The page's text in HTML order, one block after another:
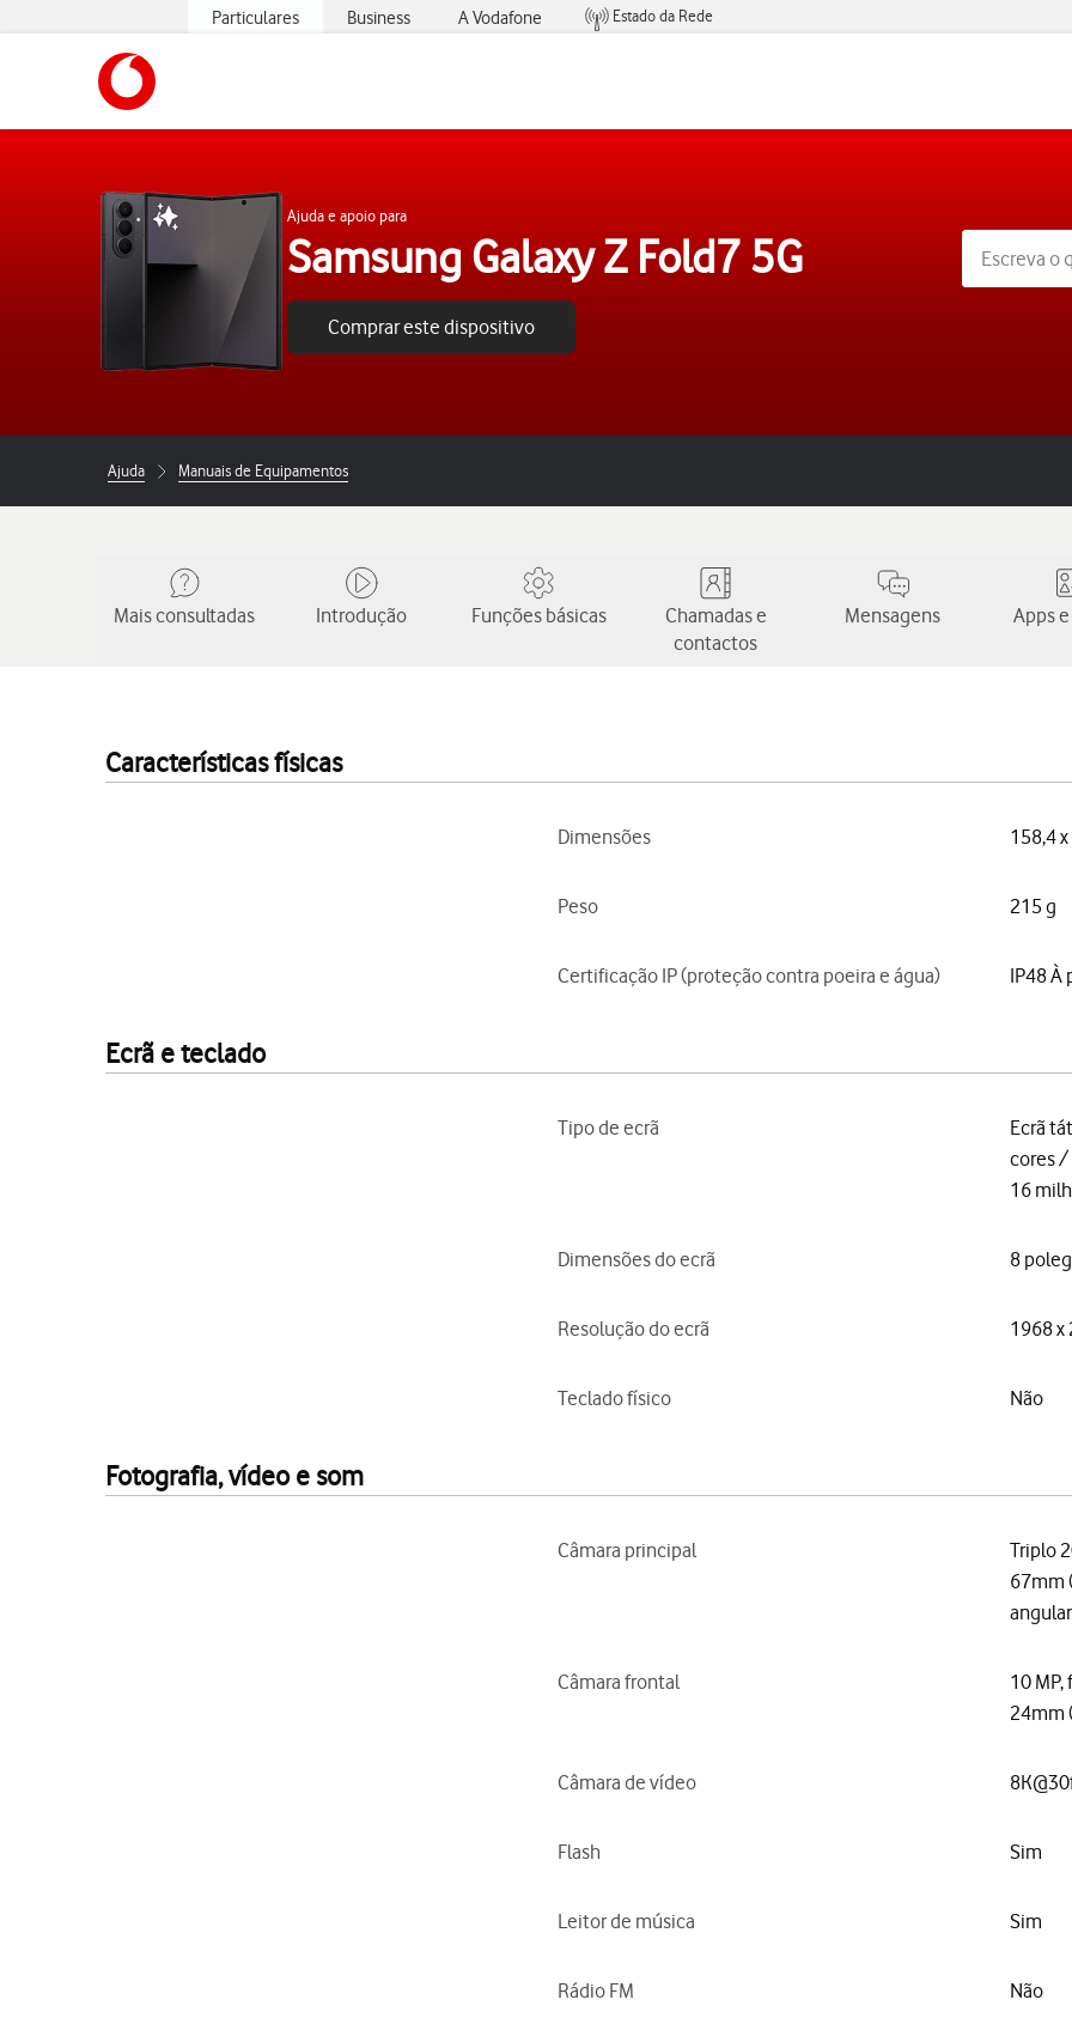
Particulares Business A Vodafone
Estado da Rede
Ajuda e apoio para
Samsung Galaxy Z Fold7 5G
Comprar este dispositivo
Ajuda Manuais de Equipamentos
Mais consultadas Introdução Funções básicas
Chamadas e
contactos
Mensagens Apps
Características físicas
Dimensões 158,4
Peso 215 g
Certificação IP (proteção contra poeira e água) IP48 À
Ecrã e teclado
Tipo de ecrã
Ecrã
cores /
16
Dimensões do ecrã 8
Resolução do ecrã 1968 x
Teclado físico Não
Fotografia, vídeo e som
Câmara principal
Triplo
67mm
Câmara frontal
10
24mm
Câmara de vídeo
Flash Sim
Leitor de música Sim
Rádio FM Não